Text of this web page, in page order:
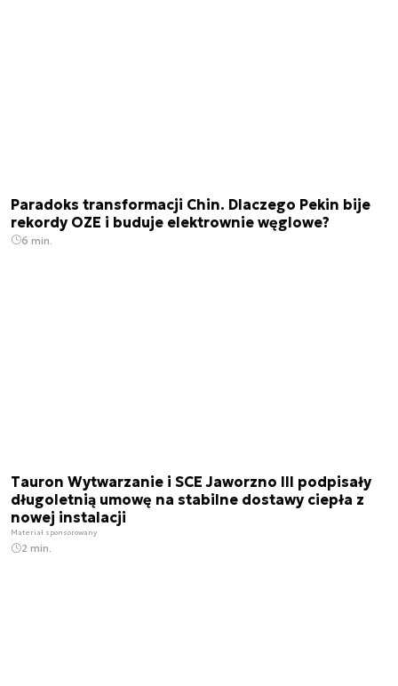
Paradoks transformacji Chin. Dlaczego Pekin bije
rekordy OZE i buduje elektrownie węglowe?
6 min.
Tauron Wytwarzanie i SCE Jaworzno III podpisały
długoletnią umowę na stabilne dostawy ciepła z
nowej instalacji
Materiał sponsorowany
2 min.